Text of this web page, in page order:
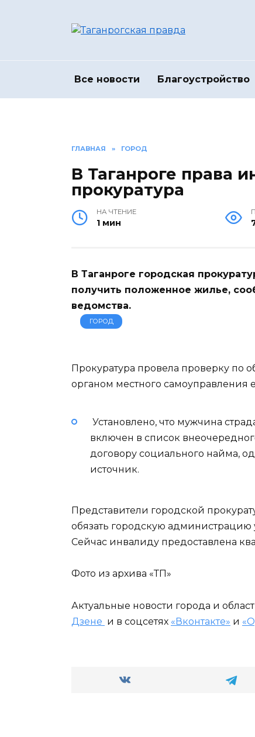
Все новости Благоустройство
ГЛАВНАЯ » ГОРОД
В Таганроге права
прокуратура
НА ЧТЕНИЕ
1 мин
В Таганроге городская
получить положенное жилье,
ведомства.
ГОРОД
Прокуратура провела проверку
органом местного самоуправления
Установлено, что мужчина
включен в список
договору социального найма,
источник.
Представители городской
обязать городскую
Сейчас инвалиду предоставлена
Фото из архива «ТП»
Актуальные новости города и
Дзене и в соцсетях «Вконтакте» и